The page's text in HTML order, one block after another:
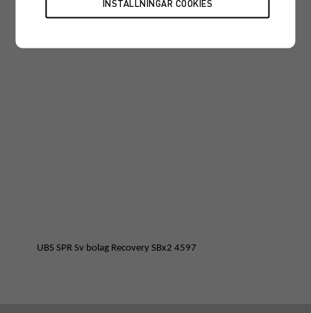
UBS SPR Sv bolag Recovery SBx2 4597